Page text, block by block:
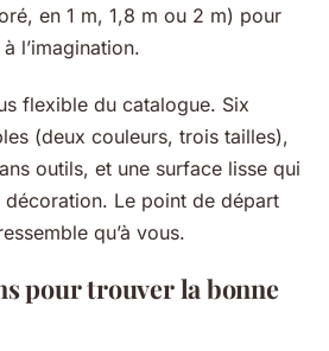
en 1 m, 1,8 m ou 2 m) pour
l’imagination.
flexible du catalogue. Six
(deux couleurs, trois tailles),
outils, et une surface lisse qui
Le point de départ
qu’à vous.
pour trouver la bonne